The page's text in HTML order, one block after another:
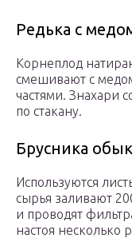
Редька с
Корнеплод
смешивают с
частями. Знахари
по стакану.
Брусника
Используются
сырья заливают
и проводят
настоя несколько